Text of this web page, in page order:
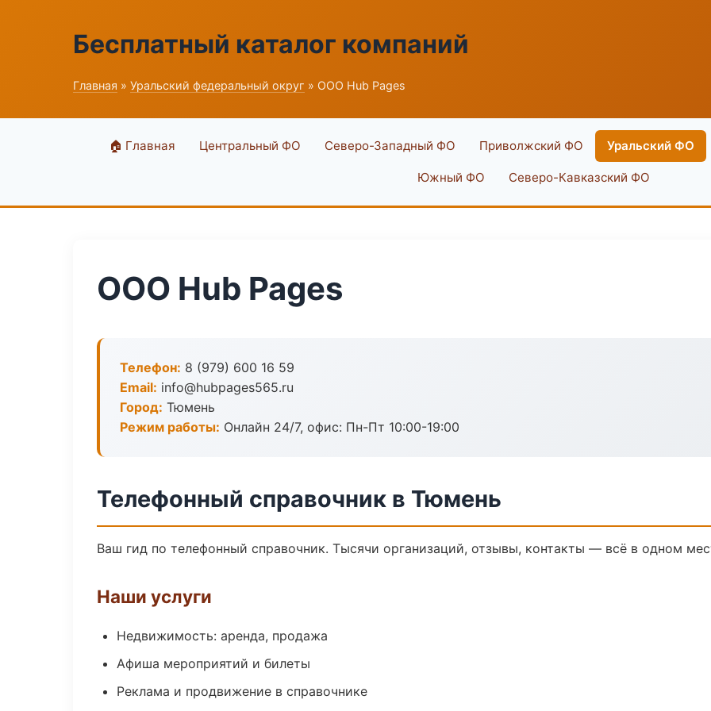
Бесплатный каталог компаний
Главная » Уральский федеральный округ » ООО Hub Pages
🏠 Главная Центральный ФО Северо-Западный ФО Приволжский ФО Уральский ФО
Южный ФО Северо-Кавказский ФО
ООО Hub Pages
Телефон: 8 (979) 600 16 59
Email: info@hubpages565.ru
Город: Тюмень
Режим работы: Онлайн 24/7, офис: Пн-Пт 10:00-19:00
Телефонный справочник в Тюмень
Ваш гид по телефонный справочник. Тысячи организаций, отзывы, контакты — всё в одном
Наши услуги
Недвижимость: аренда, продажа
Афиша мероприятий и билеты
Реклама и продвижение в справочнике